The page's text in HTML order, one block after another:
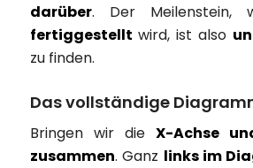
darüber. Der Meilenstein,
fertiggestellt wird, ist also
zu finden.
Das vollständige
Bringen wir die X-Achse
zusammen. Ganz links im